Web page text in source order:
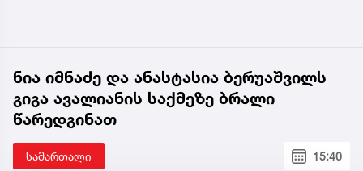
ნია იმნაძე და ანასტასია ბერუაშვილს
გიგა ავალიანის საქმეზე ბრალი
წარედგინათ
სამართალი 15:40